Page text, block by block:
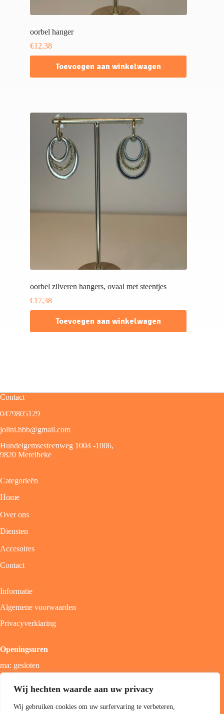
Wij hechten waarde aan uw privacy
Wij gebruiken cookies om uw surfervaring te verbeteren,
oorbel hanger
€12,38
Toevoegen aan winkelwagen
oorbel zilveren hangers, ovaal met steentjes
€17,38
Toevoegen aan winkelwagen
Contact
0479805129
jolini.hbb@gmail.com
Hundelgemsesteenweg 1004 -1006,
9820 Merelbeke
Categorieën
Home
Over ons
Diensten
Accesoires
Contact
Informatie
Algemene voorwaarden
Privacyverklaring
Openingsuren
ma: gesloten